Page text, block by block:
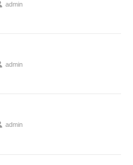
admin
admin
admin